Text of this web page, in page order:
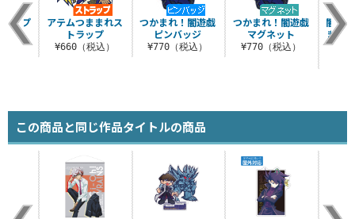
つかまれ！闇遊戯
ピンバッジ
¥770（税込）
つかまれ！闇遊戯
マグネット
¥770（税込）
闇遊
まま
ー 闘
ップ
込）
アテムつままれス
トラップ
¥660（税込）
この商品と同じ作品タイトルの商品